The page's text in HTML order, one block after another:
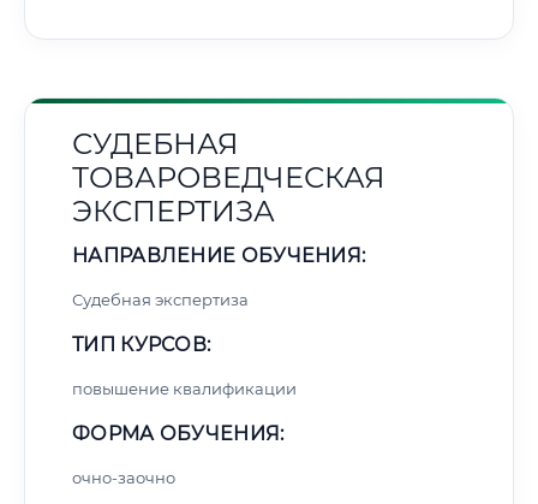
СУДЕБНАЯ
ТОВАРОВЕДЧЕСКАЯ
ЭКСПЕРТИЗА
НАПРАВЛЕНИЕ ОБУЧЕНИЯ:
Судебная экспертиза
ТИП КУРСОВ:
повышение квалификации
ФОРМА ОБУЧЕНИЯ:
очно-заочно